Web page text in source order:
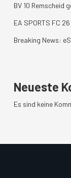
BV 10 Remscheid
EA SPORTS FC
Breaking News:
Neueste
Es sind keine